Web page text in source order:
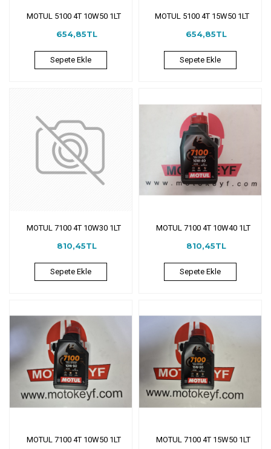
MOTUL 5100 4T 10W50 1LT
654,85TL
Sepete Ekle
MOTUL 5100 4T 15W50 1LT
654,85TL
Sepete Ekle
MOTUL 7100 4T 10W30 1LT
810,45TL
Sepete Ekle
MOTUL 7100 4T 10W40 1LT
810,45TL
Sepete Ekle
MOTUL 7100 4T 10W50 1LT MOTUL 7100 4T 15W50 1LT